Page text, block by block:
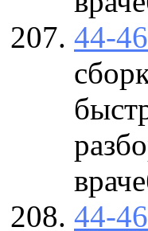
44-
44-